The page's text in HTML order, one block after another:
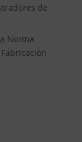
de
Norma